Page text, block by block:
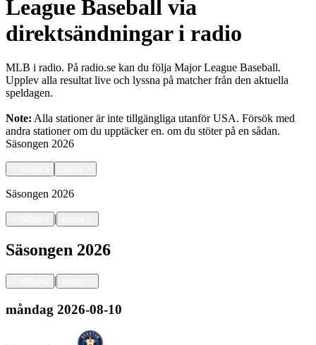
League Baseball via
direktsändningar i radio
MLB i radio. På radio.se kan du följa Major League Baseball.
Upplev alla resultat live och lyssna på matcher från den aktuella
speldagen.
Note: Alla stationer är inte tillgängliga utanför USA. Försök med
andra stationer om du upptäcker en. om du stöter på en sådan.
Säsongen 2026
Säsongen 2026
|
Säsongen 2026
|
måndag 2026-08-10